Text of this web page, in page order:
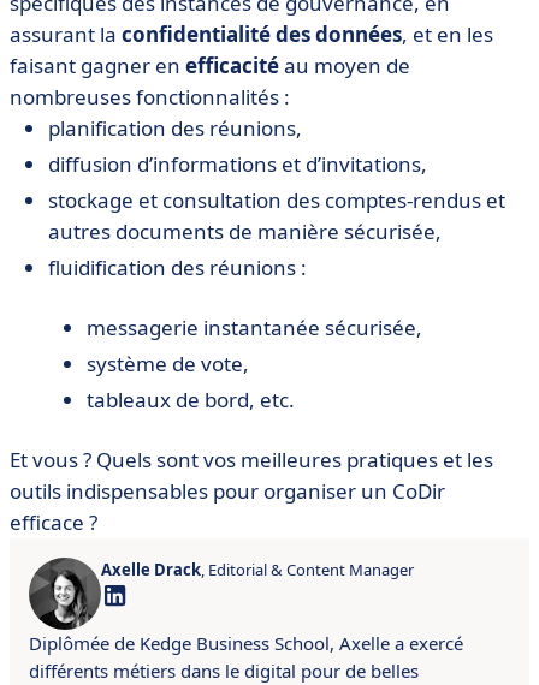
assurant la confidentialitédesdonnées, et en les
faisant gagner en efficacitéau moyen de
nombreuses fonctionnalités :
planification des réunions,
diffusion d’informations et d’invitations,
stockage et consultation des comptes-rendus et
autres documents de manière sécurisée,
fluidification des réunions :
messagerie instantanée sécurisée,
système de vote,
tableaux de bord, etc.
Et vous ? Quels sont vos meilleures pratiques et les
outils indispensables pour organiser un CoDir
efficace ?
Axelle Drack, Editorial & Content Manager
Diplômée de Kedge Business School, Axelle a exercé
différents métiers dans le digital pour de belles